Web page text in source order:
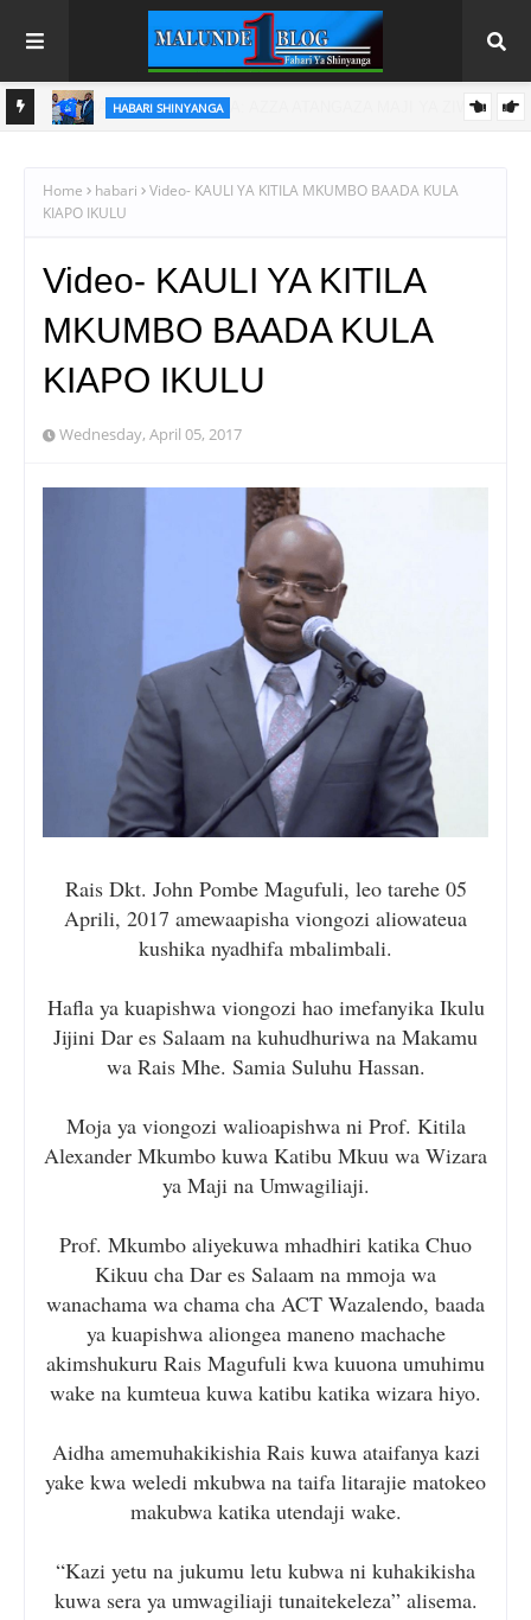
HABARI SHINYANGA
Home habari
Video- KAULI YA KITILA MKUMBO BAADA KULA
KIAPO IKULU
Video- KAULI YA KITILA
MKUMBO BAADA KULA
KIAPO IKULU
Wednesday, April 05, 2017
Rais Dkt. John Pombe Magufuli, leo tarehe 05
Aprili, 2017 amewaapisha viongozi aliowateua
kushika nyadhifa mbalimbali.
Hafla ya kuapishwa viongozi hao imefanyika Ikulu
Jijini Dar es Salaam na kuhudhuriwa na Makamu
wa Rais Mhe. Samia Suluhu Hassan.
Moja ya viongozi walioapishwa ni Prof. Kitila
Alexander Mkumbo kuwa Katibu Mkuu wa Wizara
ya Maji na Umwagiliaji.
Prof. Mkumbo aliyekuwa mhadhiri katika Chuo
Kikuu cha Dar es Salaam na mmoja wa
wanachama wa chama cha ACT Wazalendo, baada
ya kuapishwa aliongea maneno machache
akimshukuru Rais Magufuli kwa kuuona umuhimu
wake na kumteua kuwa katibu katika wizara hiyo.
Aidha amemuhakikishia Rais kuwa ataifanya kazi
yake kwa weledi mkubwa na taifa litarajie matokeo
makubwa katika utendaji wake.
“Kazi yetu na jukumu letu kubwa ni kuhakikisha
kuwa sera ya umwagiliaji tunaitekeleza” alisema.